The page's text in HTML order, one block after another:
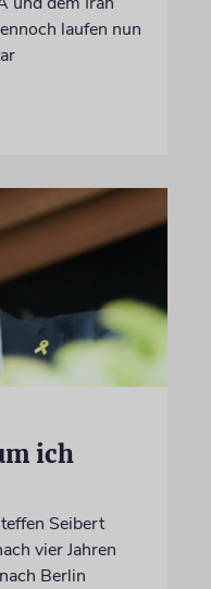
laufen nun
ich
Seibert
vier Jahren
Berlin